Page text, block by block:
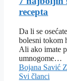
recepta
Da li se
bolesni tokom
Ali ako imate
umnogome…
Bojana Savić
Svi članci